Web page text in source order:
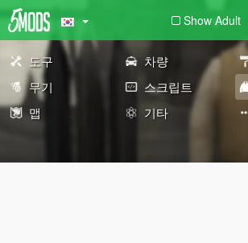
Show Adult
도구 차량
무기
스크립트
맵
기타